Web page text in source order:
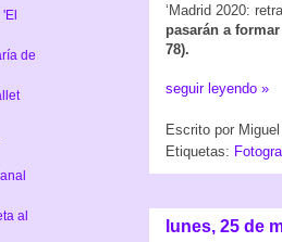
‘Madrid 2020:
pasarán a
78).
seguir leyendo »
Escrito por Miguel
Etiquetas:
lunes, 25 de
de
al